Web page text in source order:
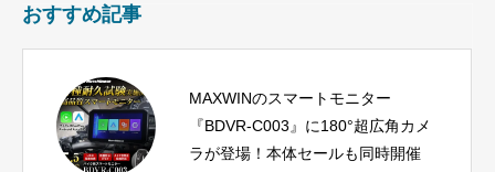
おすすめ記事
MAXWINのスマートモニター
『BDVR-C003』に180°超広角カメ
ラが登場！本体セールも同時開催